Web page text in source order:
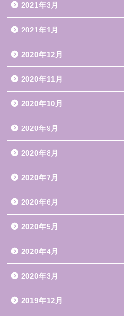
2021年3月
2021年1月
2020年12月
2020年11月
2020年10月
2020年9月
2020年8月
2020年7月
2020年6月
2020年5月
2020年4月
2020年3月
2019年12月